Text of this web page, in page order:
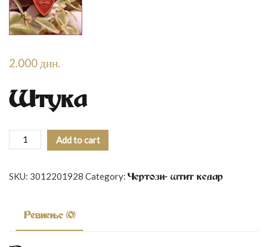
2.000 дин.
Штука
Štuka
quantity
Add to cart
SKU: 3012201928 Category: Чертози- штит кедар
Reviews (0)